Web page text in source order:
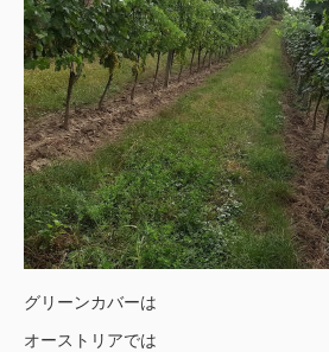
グリーンカバーは
オーストリアでは